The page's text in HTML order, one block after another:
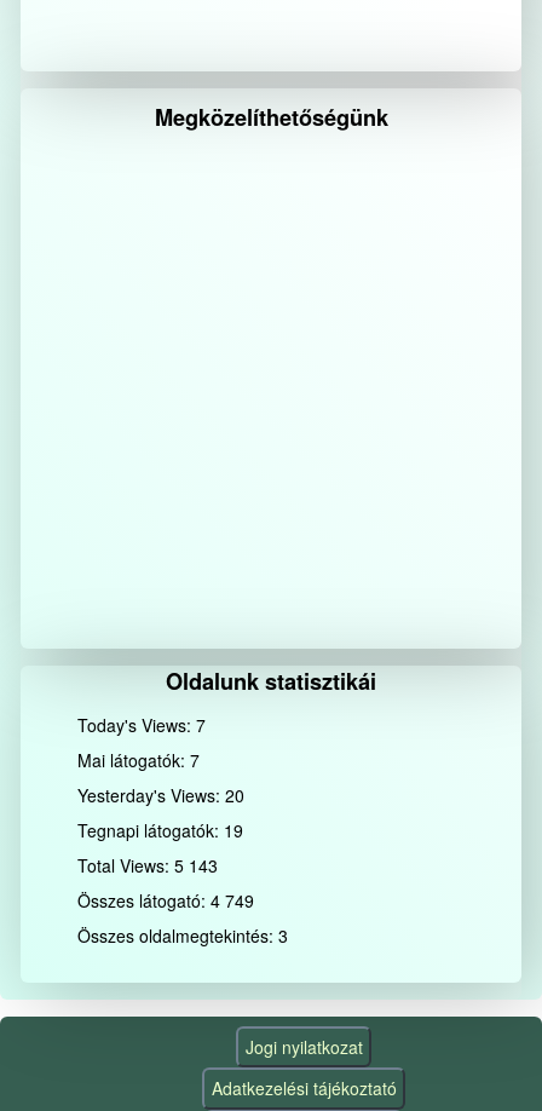
Megközelíthetőségünk
Oldalunk statisztikái
Today's Views:7
Mai látogatók:7
Yesterday's Views:20
Tegnapi látogatók: 19
Total Views:5 143
Összes látogató:4 749
Összes oldalmegtekintés:3
Jogi nyilatkozat
Adatkezelési tájékoztató